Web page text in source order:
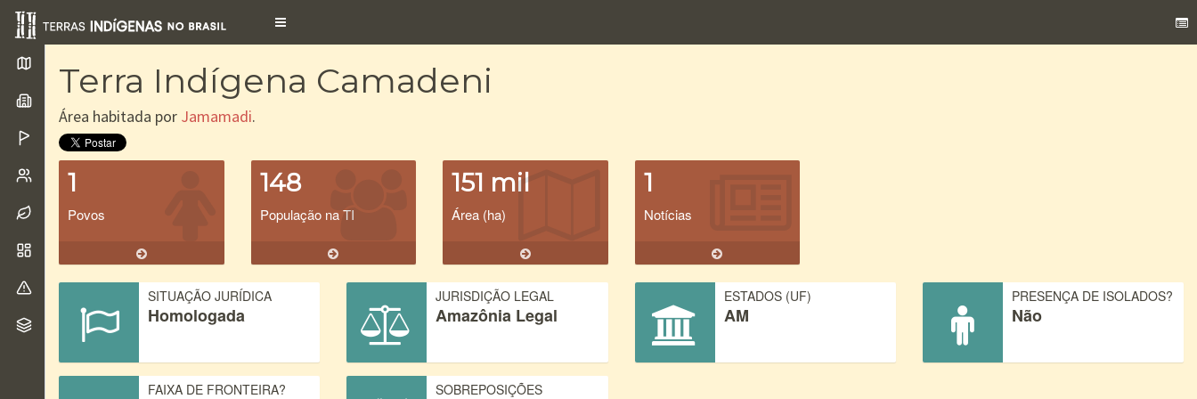
Toggle
Terra Indígena Camadeni
Área habitada por Jamamadi.
1
Povos
148
População na TI
151 mil
Área (ha)
1
Notícias
SITUAÇÃO JURÍDICA
Homologada
JURISDIÇÃO LEGAL
Amazônia Legal
ESTADOS (UF)
AM
PRESENÇA DE ISOLADOS?
Não
FAIXA DE FRONTEIRA? SOBREPOSIÇÕES